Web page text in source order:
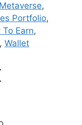
Metaverse,
Portfolio,
To Earn,
, Wallet